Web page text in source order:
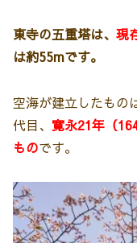
東寺の五重塔は、 現
は約55mです。
空海が建立したもの
代目、 寛永21年（
ものです。